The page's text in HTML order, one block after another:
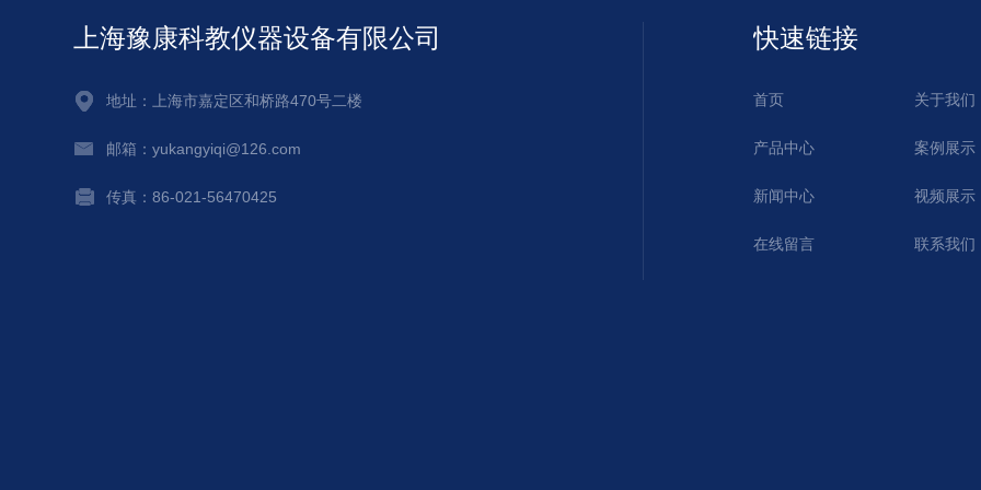
上海豫康科教仪器设备有限公司
地址：上海市嘉定区和桥路470号二楼
邮箱：yukangyiqi@126.com
传真：86-021-56470425
快速链接
首页 关于我们
产品中心 案例展示
新闻中心 视频展示
在线留言 联系我们